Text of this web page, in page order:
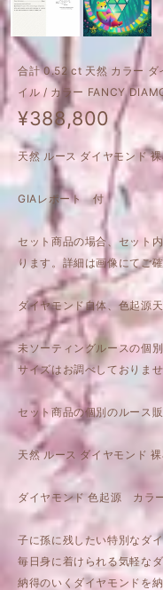
合計 0.52 ct 天然 カラー ダ
イル / カラー FANCY
¥388,800
天然 ルース ダイヤモンド
GIAレポート 付
セット商品の場合、セット
ります。詳細は画像にてご
ダイヤモンド自体、色起源
未ソーティングルースの個別
サイズはお調べしておりませ
セット商品の個別のルース
天然 ルース ダイヤモンド
ダイヤモンド 色起源 カラ
子に孫に残したい特別なダイ
毎日身に着けられる気軽なダ
納得のいくダイヤモンドを